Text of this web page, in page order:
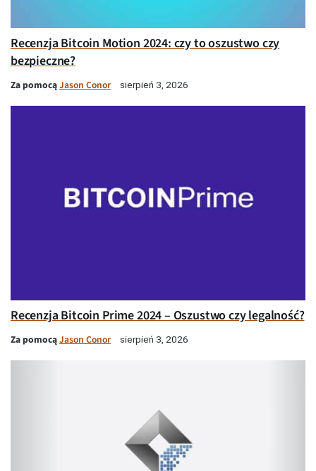
Recenzja Bitcoin Motion 2024: czy to oszustwo czy
bezpieczne?
Za pomocąJason Conor sierpień 3, 2026
Recenzja Bitcoin Prime 2024 – Oszustwo czy legalność?
Za pomocąJason Conor sierpień 3, 2026